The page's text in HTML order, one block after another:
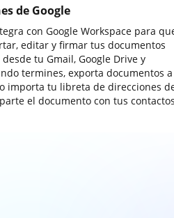
de Google
con Google Workspace para
editar y firmar tus documentos
tu Gmail, Google Drive y
termines, exporta documentos a
importa tu libreta de direcciones
el documento con tus